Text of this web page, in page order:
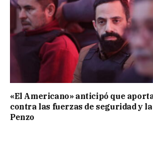
«El Americano» anticipó que
contra las fuerzas de seguridad y
Penzo